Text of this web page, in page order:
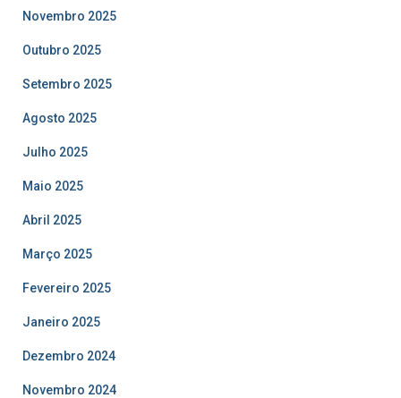
Novembro 2025
Outubro 2025
Setembro 2025
Agosto 2025
Julho 2025
Maio 2025
Abril 2025
Março 2025
Fevereiro 2025
Janeiro 2025
Dezembro 2024
Novembro 2024